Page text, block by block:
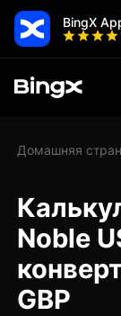
BingX
Домашняя
Noble
GBP